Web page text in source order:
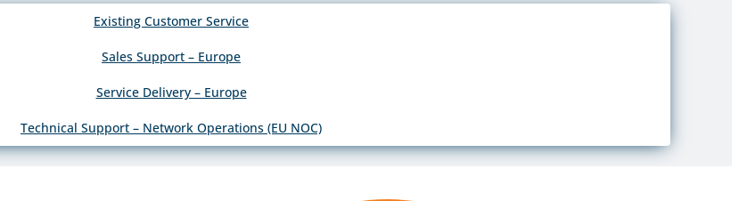
Existing Customer Service
Sales Support – Europe
Service Delivery – Europe
Technical Support – Network Operations (EU NOC)